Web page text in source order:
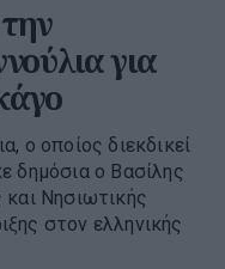
για
ο οποίος διεκδικεί
δημόσια ο Βασίλης
και Νησιωτικής
στον ελληνικής